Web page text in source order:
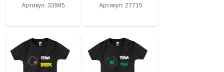
Артикул: 33985 Артикул: 27715